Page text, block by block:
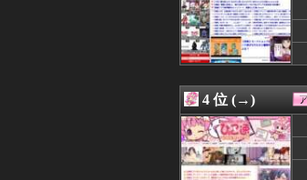
08/06 09:05
08/06 09:05
08/06 09:05
08/06 09:05
08/06 09:02
08/06 09:01
08/06 09:01
08/06 09:01
08/06 09:00
08/06 09:00
4 位 (→)